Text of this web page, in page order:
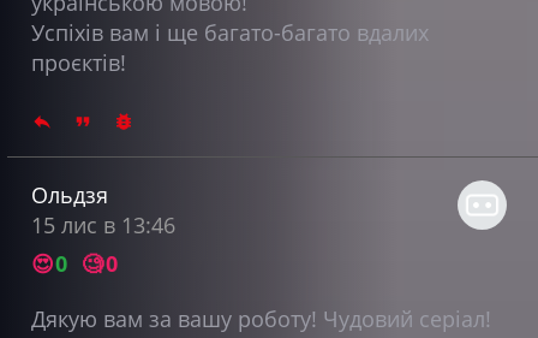
Успіхів вам і ще багато-багато вдалих
проєктів!
Ольдзя
15 лис в 13:46
😍0 🧐0
Дякую вам за вашу роботу! Чудовий серіал!